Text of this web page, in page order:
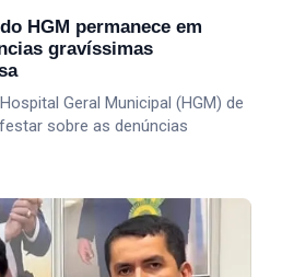
HGM permanece em
gravíssimas
Geral Municipal (HGM) de
sobre as denúncias